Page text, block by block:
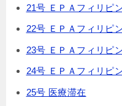
21号 ＥＰＡフィリピ
22号 ＥＰＡフィリピ
23号 ＥＰＡフィリピ
24号 ＥＰＡフィリピ
25号 医療滞在